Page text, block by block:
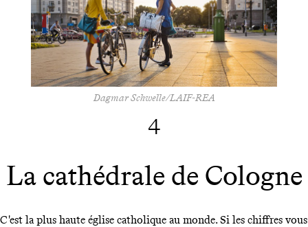
Dagmar Schwelle/LAIF-REA
4
La cathédrale de Cologne
C'est la plus haute église catholique au monde. Si les chiffres vous